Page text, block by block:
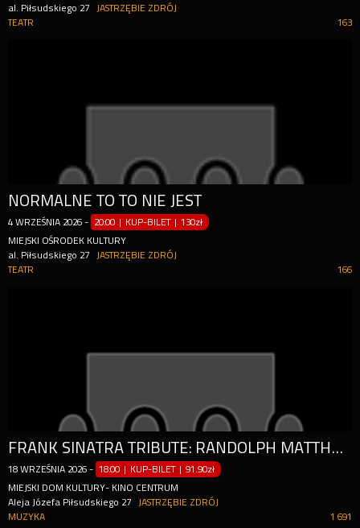
al. Piłsudskiego 27
JASTRZĘBIE ZDRÓJ
163
TEATR
NORMALNE TO TO NIE JEST
4 WRZEŚNIA 2026 - 20:00 | KUP-BILET |130zł
MIEJSKI OŚRODEK KULTURY
al. Piłsudskiego 27
JASTRZĘBIE ZDRÓJ
166
TEATR
FRANK SINATRA TRIBUTE: RANDOLPH MATTHEWS
18 WRZEŚNIA 2026 - 18:00 | KUP-BILET |91.90zł
MIEJSKI DOM KULTURY- KINO CENTRUM
Aleja Józefa Piłsudskiego 27
JASTRZĘBIE ZDRÓJ
1 691
MUZYKA